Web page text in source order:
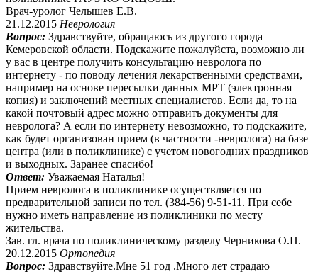
Врач-уролог Челышев Е.В.
21.12.2015 Неврология
Вопрос: Здравствуйте, обращаюсь из другого города
Кемеровской области. Подскажите пожалуйста, возможно ли
у вас в центре получить консультацию невролога по
интернету - по поводу лечения лекарственными средствами,
например на основе пересылки данных МРТ (электронная
копия) и заключений местных специалистов. Если да, то на
какой почтовый адрес можно отправить документы для
невролога? А если по интернету невозможно, то подскажите,
как будет организован прием (в частности -невролога) на базе
центра (или в поликлинике) с учетом новогодних праздников
и выходных. Заранее спасибо!
Ответ: Уважаемая Наталья!
Прием невролога в поликлинике осуществляется по
предварительной записи по тел. (384-56) 9-51-11. При себе
нужно иметь направление из поликлиники по месту
жительства.
Зав. гл. врача по поликлиническому разделу Черникова О.П.
20.12.2015 Ортопедия
Вопрос: Здравствуйте.Мне 51 год .Много лет страдаю